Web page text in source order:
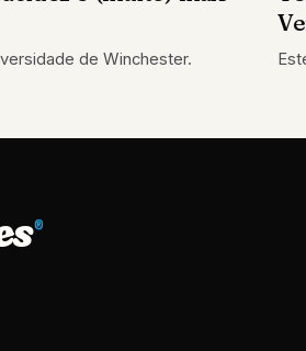
de Winchester.
®